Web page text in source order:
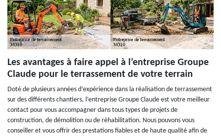
Les avantages à faire appel à l’entreprise Groupe
Claude pour le terrassement de votre terrain
Doté de plusieurs années d’expérience dans la réalisation de terrassement
sur des différents chantiers, l’entreprise Groupe Claude est votre meilleur
contact pour vous accompagner dans tous types de projets de
construction, de démolition ou de réhabilitation. Nous pouvons vous
conseiller et vous offrir des prestations fiables et de haute qualité afin de